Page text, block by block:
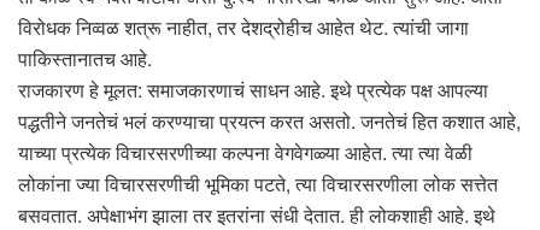
विरोधक निव्वळ शत्रू नाहीत, तर देशद्रोहीच आहेत थेट. त्यांची जागा
पाकिस्तानातच आहे.
राजकारण हे मूलत: समाजकारणाचं साधन आहे. इथे प्रत्येक पक्ष आपल्या
पद्धतीने जनतेचं भलं करण्याचा प्रयत्न करत असतो. जनतेचं हित कशात आहे,
याच्या प्रत्येक विचारसरणीच्या कल्पना वेगवेगळ्या आहेत. त्या त्या वेळी
लोकांना ज्या विचारसरणीची भूमिका पटते, त्या विचारसरणीला लोक सत्तेत
बसवतात. अपेक्षाभंग झाला तर इतरांना संधी देतात. ही लोकशाही आहे. इथे